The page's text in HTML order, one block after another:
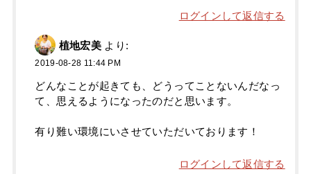
ログインして返信する
植地宏美 より:
2019-08-28 11:44 PM
どんなことが起きても、どうってことないんだなっ
て、思えるようになったのだと思います。
有り難い環境にいさせていただいております！
ログインして返信する